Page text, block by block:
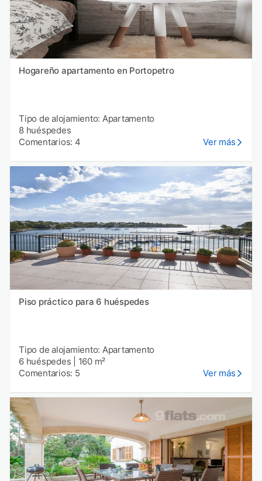
Hogareño apartamento en Portopetro
Tipo de alojamiento: Apartamento
8 huéspedes
Comentarios: 4
Ver más
Piso práctico para 6 huéspedes
Tipo de alojamiento: Apartamento
6 huéspedes
160 m²
Comentarios: 5
Ver más